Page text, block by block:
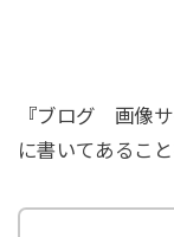
『ブログ 画像
に書いてあるこ